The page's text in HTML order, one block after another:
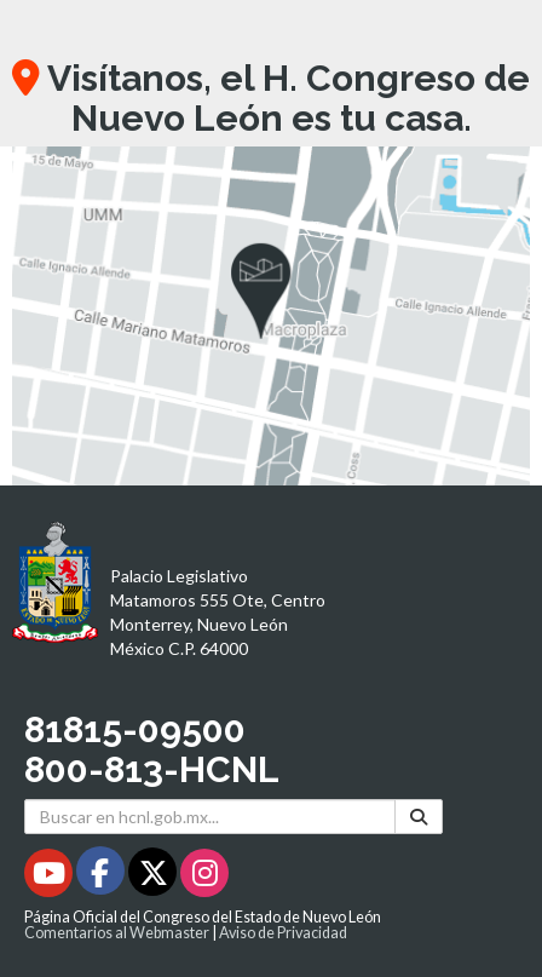
Visítanos, el H. Congreso de
Nuevo León es tu casa.
Palacio Legislativo
Matamoros 555 Ote, Centro
Monterrey, Nuevo León
México C.P. 64000
81815-09500
800-813-HCNL
Página Oficial del Congreso del Estado de Nuevo León
Comentarios al Webmaster Aviso de Privacidad